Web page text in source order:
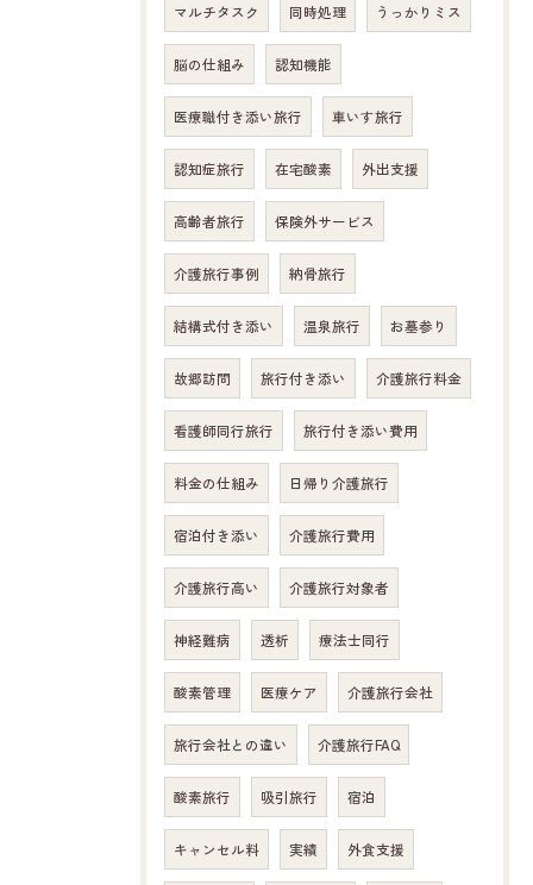
マルチタスク 同時処理 うっかりミス
脳の仕組み 認知機能
医療職付き添い旅行 車いす旅行
認知症旅行 在宅酸素 外出支援
高齢者旅行 保険外サービス
介護旅行事例 納骨旅行
結構式付き添い 温泉旅行 お墓参り
故郷訪問 旅行付き添い 介護旅行料金
看護師同行旅行 旅行付き添い費用
料金の仕組み 日帰り介護旅行
宿泊付き添い 介護旅行費用
介護旅行高い 介護旅行対象者
神経難病 透析 療法士同行
酸素管理 医療ケア 介護旅行会社
旅行会社との違い 介護旅行FAQ
酸素旅行 吸引旅行 宿泊
キャンセル料 実績 外食支援